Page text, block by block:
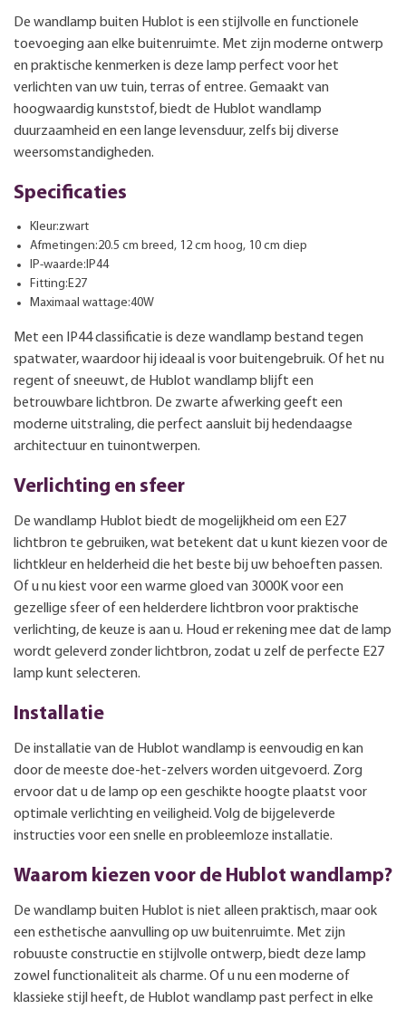
De wandlamp buiten Hublot is een stijlvolle en functionele
toevoeging aan elke buitenruimte. Met zijn moderne ontwerp
en praktische kenmerken is deze lamp perfect voor het
verlichten van uw tuin, terras of entree. Gemaakt van
hoogwaardig kunststof, biedt de Hublot wandlamp
duurzaamheid en een lange levensduur, zelfs bij diverse
weersomstandigheden.
Specificaties
Kleur:zwart
Afmetingen:20.5 cm breed, 12 cm hoog, 10 cm diep
IP-waarde:IP44
Fitting:E27
Maximaal wattage:40W
Met een IP44 classificatie is deze wandlamp bestand tegen
spatwater, waardoor hij ideaal is voor buitengebruik. Of het nu
regent of sneeuwt, de Hublot wandlamp blijft een
betrouwbare lichtbron. De zwarte afwerking geeft een
moderne uitstraling, die perfect aansluit bij hedendaagse
architectuur en tuinontwerpen.
Verlichting en sfeer
De wandlamp Hublot biedt de mogelijkheid om een E27
lichtbron te gebruiken, wat betekent dat u kunt kiezen voor de
lichtkleur en helderheid die het beste bij uw behoeften passen.
Of u nu kiest voor een warme gloed van 3000K voor een
gezellige sfeer of een helderdere lichtbron voor praktische
verlichting, de keuze is aan u. Houd er rekening mee dat de lamp
wordt geleverd zonder lichtbron, zodat u zelf de perfecte E27
lamp kunt selecteren.
Installatie
De installatie van de Hublot wandlamp is eenvoudig en kan
door de meeste doe-het-zelvers worden uitgevoerd. Zorg
ervoor dat u de lamp op een geschikte hoogte plaatst voor
optimale verlichting en veiligheid. Volg de bijgeleverde
instructies voor een snelle en probleemloze installatie.
Waarom kiezen voor de Hublot wandlamp?
De wandlamp buiten Hublot is niet alleen praktisch, maar ook
een esthetische aanvulling op uw buitenruimte. Met zijn
robuuste constructie en stijlvolle ontwerp, biedt deze lamp
zowel functionaliteit als charme. Of u nu een moderne of
klassieke stijl heeft, de Hublot wandlamp past perfect in elke